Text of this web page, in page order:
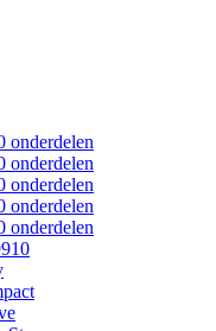
onderdelen
onderdelen
onderdelen
onderdelen
onderdelen